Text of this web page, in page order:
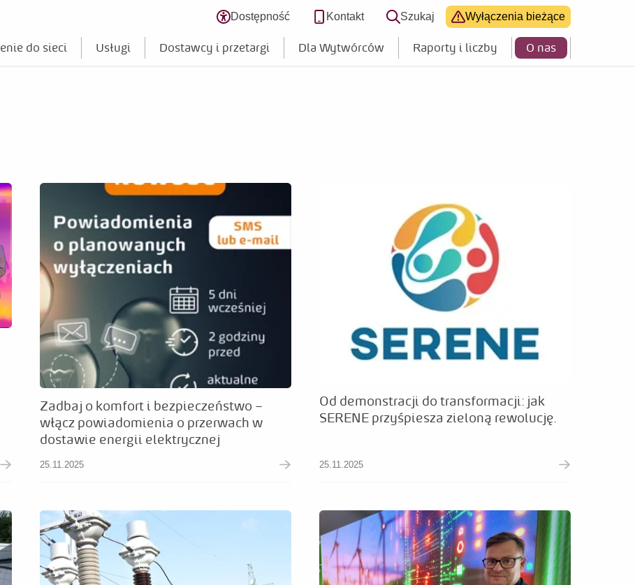
Dostępność
Zmień poziom dostępności
Kontakt Szukaj Wyłączenia bieżące
do sieci Usługi Dostawcy i przetargi Dla Wytwórców Raporty i liczby O nas
Zadbaj o komfort i bezpieczeństwo –
włącz powiadomienia o przerwach w
dostawie energii elektrycznej
25.11.2025
Od demonstracji do transformacji: jak
SERENE przyśpiesza zieloną rewolucję.
25.11.2025